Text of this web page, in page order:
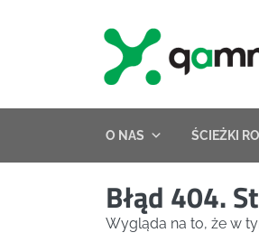
O NAS ŚCIEŻKI
Błąd 404.
Wygląda na to, że w